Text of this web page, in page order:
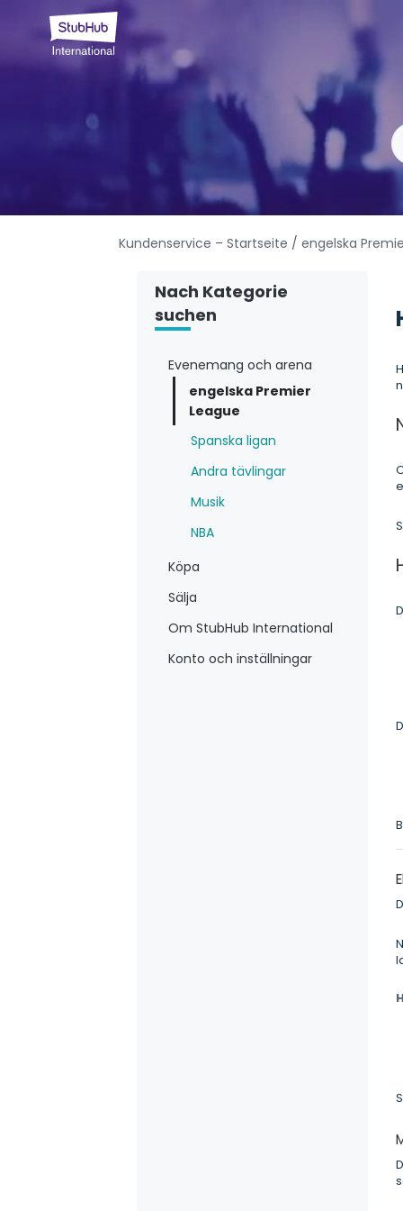
Kundenservice – Startseite / engelska
Nach Kategorie
suchen
Evenemang och arena
engelska Premier
League
Spanska ligan
Andra tävlingar
Musik
NBA
Köpa
Sälja
Om StubHub International
Konto och inställningar